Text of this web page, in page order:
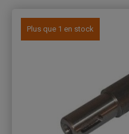
Plus que 1 en stock